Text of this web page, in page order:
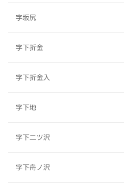
字坂尻
字下折金
字下折金入
字下地
字下二ツ沢
字下舟ノ沢